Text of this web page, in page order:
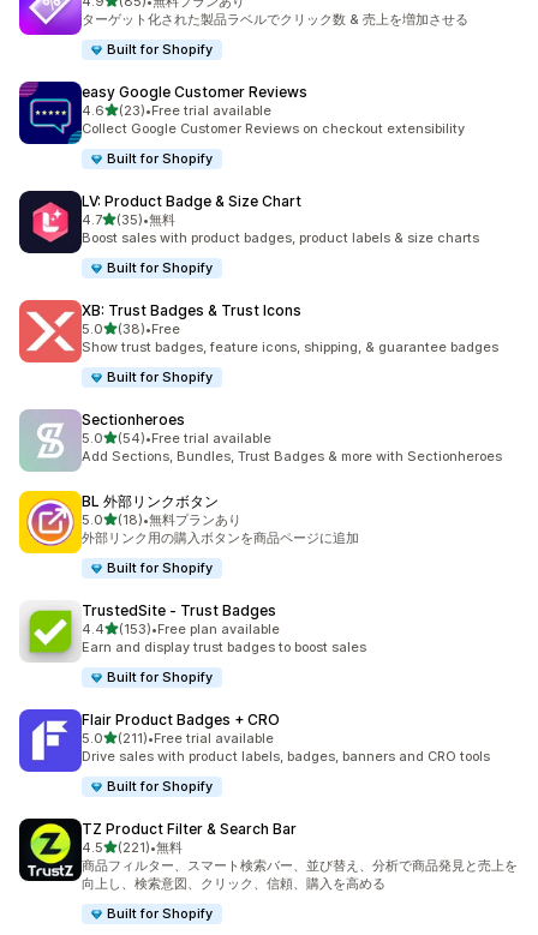
合計レビュー数：85件
ターゲット化された製品ラベルでクリック数 & 売上を増加させる
Built for Shopify
easy Google Customer Reviews
4.65つ星中
(23)
合計レビュー数：23件
•Free trial available
Collect Google Customer Reviews on checkout extensibility
Built for Shopify
LV: Product Badge & Size Chart
4.75つ星中
(35)
合計レビュー数：35件
•無料
Boost sales with product badges, product labels & size charts
Built for Shopify
XB: Trust Badges & Trust Icons
5.05つ星中
(38)
合計レビュー数：38件
•Free
Show trust badges, feature icons, shipping, & guarantee badges
Built for Shopify
Sectionheroes
5.05つ星中
(54)
合計レビュー数：54件
•Free trial available
Add Sections, Bundles, Trust Badges & more with Sectionheroes
BL 外部リンクボタン
5.05つ星中
(18)
合計レビュー数：18件
•無料プランあり
外部リンク用の購入ボタンを商品ページに追加
Built for Shopify
TrustedSite ‑ Trust Badges
4.45つ星中
(153)
合計レビュー数：153件
•Free plan available
Earn and display trust badges to boost sales
Built for Shopify
Flair Product Badges + CRO
5.05つ星中
(211)
合計レビュー数：211件
•Free trial available
Drive sales with product labels, badges, banners and CRO tools
Built for Shopify
TZ Product Filter & Search Bar
4.55つ星中
(221)
合計レビュー数：221件
•無料
商品フィルター、スマート検索バー、並び替え、分析で商品発見と売上を
向上し、検索意図、クリック、信頼、購入を高める
Built for Shopify